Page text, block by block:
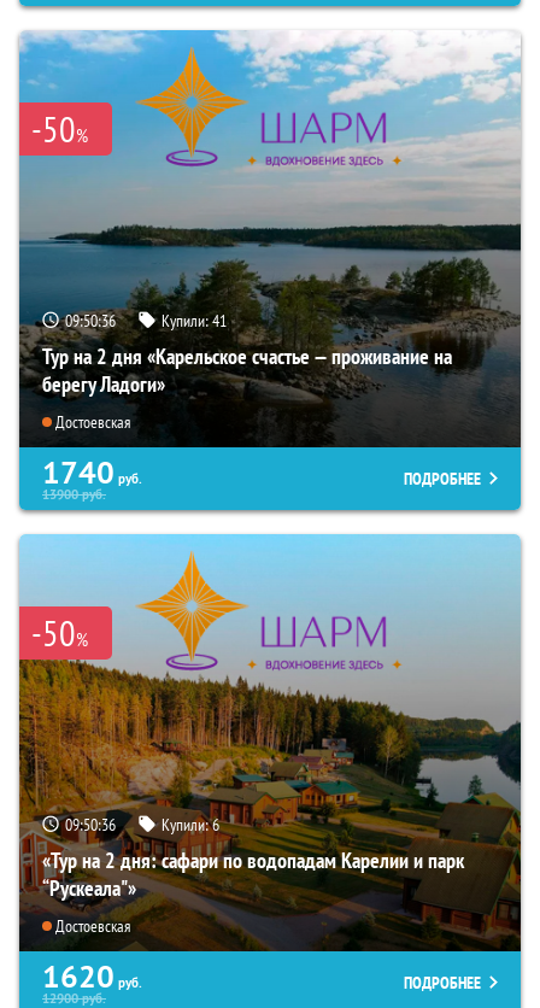
-50%
09:50:34 Купили:41
Тур на 2 дня «Карельское счастье — проживание на
берегу Ладоги»
Достоевская
1740 руб.
13900руб.
ПОДРОБНЕЕ
-50%
09:50:34 Купили:6
«Тур на 2 дня: сафари по водопадам Карелии и парк
“Рускеала"»
Достоевская
1620 руб.
12900руб.
ПОДРОБНЕЕ